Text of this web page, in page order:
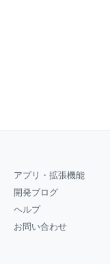
アプリ・拡張機能
開発ブログ
ヘルプ
お問い合わせ